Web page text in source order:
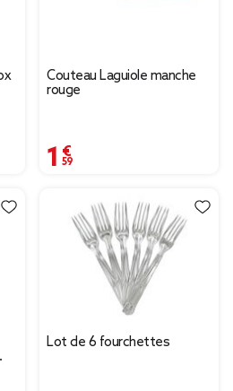
Couteau Laguiole manche
rouge
1,59 €
Lot de 6 fourchettes